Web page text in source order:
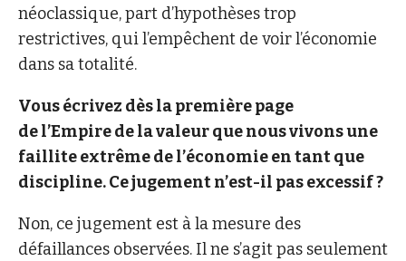
néoclassique, part d’hypothèses trop
restrictives, qui l’empêchent de voir l’économie
dans sa totalité.
Vous écrivez dès la première page
de l’Empire de la valeur que nous vivons une
faillite extrême de l’économie en tant que
discipline. Ce jugement n’est-il pas excessif ?
Non, ce jugement est à la mesure des
défaillances observées. Il ne s’agit pas seulement